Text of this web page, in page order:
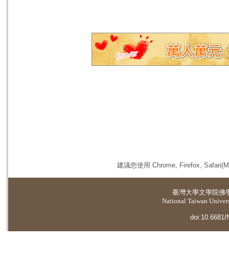
建議您使用 Chrome, Firefox,
臺灣大學文學院佛
National Taiwan
doi:10.6681/